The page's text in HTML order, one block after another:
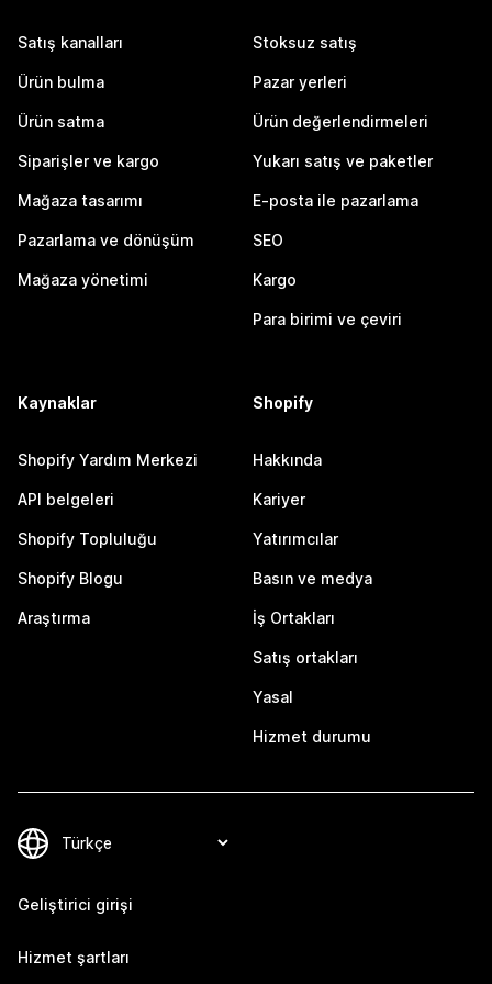
Satış kanalları
Ürün bulma
Ürün satma
Siparişler ve kargo
Mağaza tasarımı
Pazarlama ve dönüşüm
Mağaza yönetimi
Stoksuz satış
Pazar yerleri
Ürün değerlendirmeleri
Yukarı satış ve paketler
E-posta ile pazarlama
SEO
Kargo
Para birimi ve çeviri
Kaynaklar
Shopify Yardım Merkezi
API belgeleri
Shopify Topluluğu
Shopify Blogu
Araştırma
Shopify
Hakkında
Kariyer
Yatırımcılar
Basın ve medya
İş Ortakları
Satış ortakları
Yasal
Hizmet durumu
Geliştirici girişi
Hizmet şartları